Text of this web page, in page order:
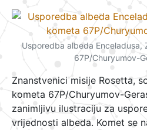
Usporedba albeda Enceladusa,
67P/Churyumov-
Znanstvenici misije Rosetta,
kometa 67P/Churyumov-
zanimljivu ilustraciju za
vrijednosti albeda. Komet se